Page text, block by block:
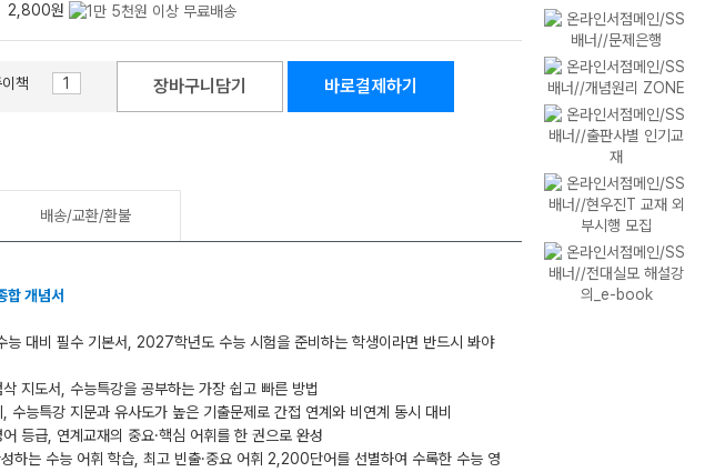
2,800원
책 장바구니담기 바로결제하기
배송/교환/환불
합 개념서
대비 필수 기본서, 2027학년도 수능 시험을 준비하는 학생이라면 반드시 봐야
지도서, 수능특강을 공부하는 가장 쉽고 빠른 방법
능특강 지문과 유사도가 높은 기출문제로 간접 연계와 비연계 동시 대비
등급, 연계교재의 중요·핵심 어휘를 한 권으로 완성
는 수능 어휘 학습, 최고 빈출·중요 어휘 2,200단어를 선별하여 수록한 수능 영